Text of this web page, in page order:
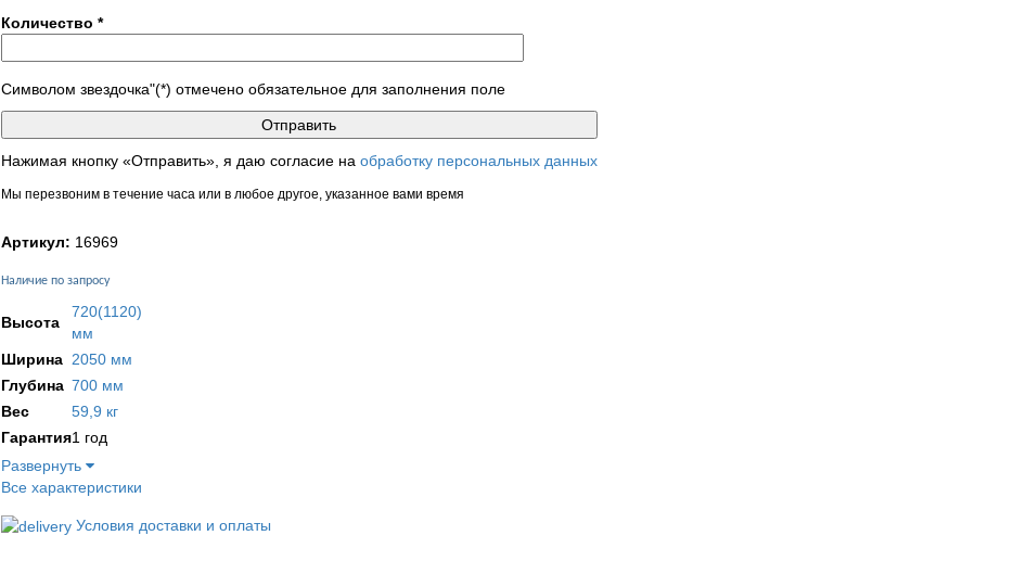
Количество *
Символом звездочка"(*) отмечено обязательное для заполнения поле
Нажимая кнопку «Отправить», я даю согласие на обработку персональных данных
Мы перезвоним в течение часа или в любое другое, указанное вами время
Артикул: 16969
Наличие по запросу
Высота
720(1120)
мм
Ширина 2050 мм
Глубина 700 мм
Вес
59,9 кг
Гарантия1 год
Развернуть
Все характеристики
Условия доставки и оплаты